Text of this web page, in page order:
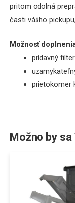
pritom odolná
časti vášho
Možnosť
prídavný
prietokomer
Možno by